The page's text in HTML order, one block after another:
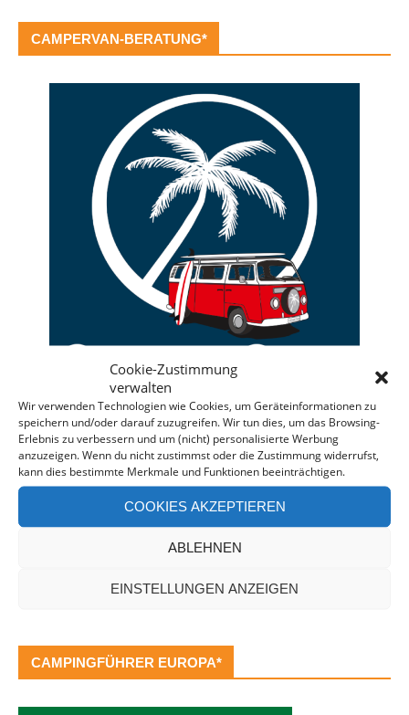
Cookie-Zustimmung
verwalten
Wir verwenden Technologien wie Cookies, um Geräteinformationen zu
speichern und/oder darauf zuzugreifen. Wir tun dies, um das Browsing-
Erlebnis zu verbessern und um (nicht) personalisierte Werbung
anzuzeigen. Wenn du nicht zustimmst oder die Zustimmung widerrufst,
kann dies bestimmte Merkmale und Funktionen beeinträchtigen.
COOKIES AKZEPTIEREN
ABLEHNEN
EINSTELLUNGEN ANZEIGEN
CAMPERVAN-BERATUNG*
Deine individuelle Beratung bei der Campermiete
in Deutschland und Europa.
Bei einer Anfrage über diesen Banner erhältst Du
automatisch einenRabatt!*
Buchung kommt, erhalten wir eine kleine Provision.
CAMPINGFÜHRER EUROPA*